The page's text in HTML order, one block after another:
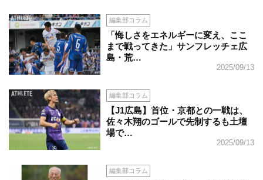
編集部コラム
「悔しさをエネルギーに変え、ここ
まで戦ってきた」サンフレッチェ広
島・荒…
2025/09/13
編集部コラム
【J1広島】首位・京都との一戦は、
佐々木翔のゴールで先制するも土壇
場で…
2025/09/13
編集部コラム